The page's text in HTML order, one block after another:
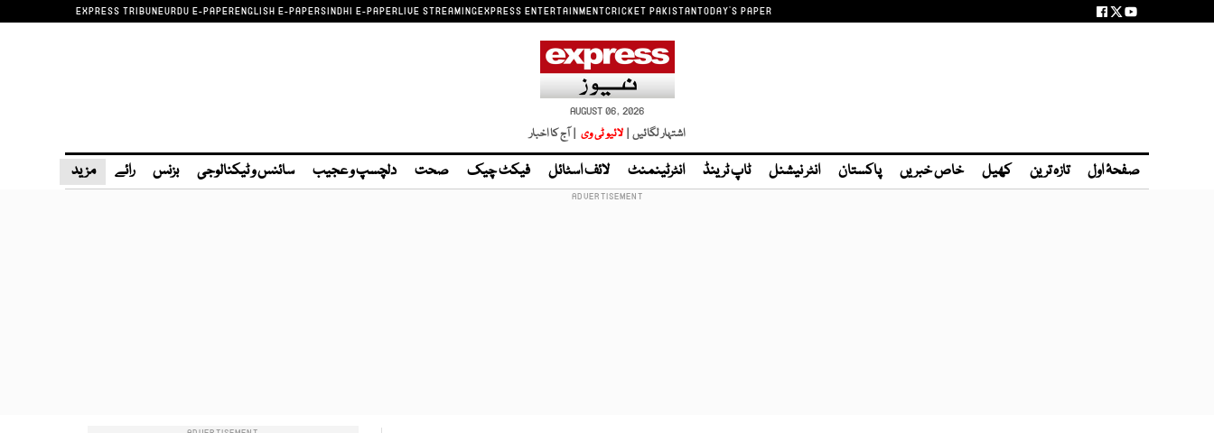
EXPRESS TRIBUNEURDU E-PAPERENGLISH E-PAPERSINDHI E-PAPERLIVE STREAMINGEXPRESS ENTERTAINMENTCRICKET PAKISTANTODAY'S PAPER
AUGUST 06, 2026
اشتہار لگائیں | لائیو ٹی وی | آج کا اخبار
صفحۂ اول تازہ ترین کھیل خاص خبریں پاکستان انٹر نیشنل ٹاپ ٹرینڈ انٹرٹینمنٹ لائف اسٹائل فیکٹ چیک صحت دلچسپ و عجیب سائنس و ٹیکنالوجی بزنس رائے مزید